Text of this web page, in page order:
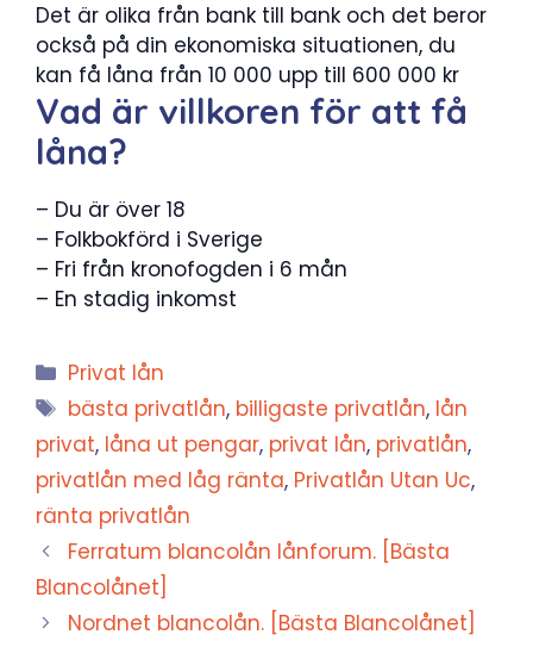
Det är olika från bank till bank och det beror
också på din ekonomiska situationen, du
kan få låna från 10 000 upp till 600 000 kr
Vad är villkoren för att få
låna?
– Du är över 18
– Folkbokförd i Sverige
– Fri från kronofogden i 6 mån
– En stadig inkomst
Kategorier
Privat lån
Etiketter
bästa privatlån, billigaste privatlån, lån
privat, låna ut pengar, privat lån, privatlån,
privatlån med låg ränta, Privatlån Utan Uc,
ränta privatlån
Ferratum blancolån lånforum. [Bästa
Blancolånet]
Nordnet blancolån. [Bästa Blancolånet]